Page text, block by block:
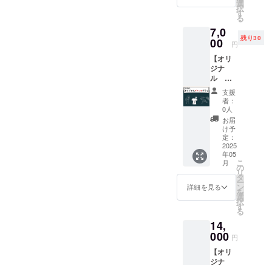
兄によ
る作
品）を
提供さ
せてい
ただき
ます。
※ポスト
カード
の種類
はお任
せとな
りま
す。 <
ポスト
カード
お渡し
ついて>
てご住
所へお
たしま
てくだ
方の方
にも、
高雄を
身近に
感じて
いただ
ける品
を考え
まし
た！ 山
林に入
る時の
お守り
的存
在。実
用的か
つ気分
りする
予定で
す。乞
うご期
選
択
す
る
7,0
00 円
残り30
【オリ
ジナ
ル
グッズ
②】 ク
ラウド
ファン
ディン
グ限定
デザイ
ンのオ
リジナ
ルTシャ
ツで
す。 限
定デザ
ため、
この機
会にし
か入手
できな
支援
者：
0人
お届
け予
定：
2025
年05
月
詳細を見る
こ
の
リ
タ
ー
ン
を
選
択
す
る
14,
000 円
【オリ
ジナ